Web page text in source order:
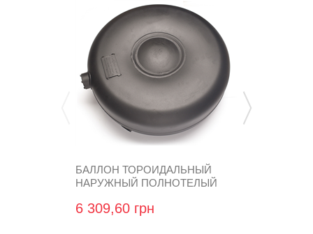
БАЛЛОН ТОРОИДАЛЬНЫЙ
НАРУЖНЫЙ ПОЛНОТЕЛЫЙ
6 309,60 грн